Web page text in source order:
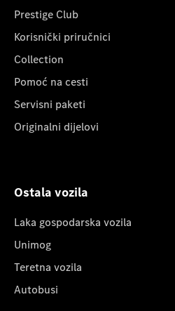
Prestige Club
Korisnički priručnici
Collection
Pomoć na cesti
Servisni paketi
Originalni dijelovi
Ostala vozila
Laka gospodarska vozila
Unimog
Teretna vozila
Autobusi